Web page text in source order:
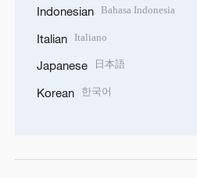
Indonesian Bahasa Indonesia
Italian Italiano
Japanese 日本語
Korean 한국어